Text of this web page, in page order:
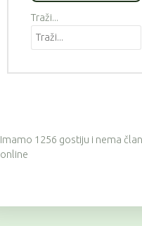
Traži...
Imamo 1256 gostiju i nema
online